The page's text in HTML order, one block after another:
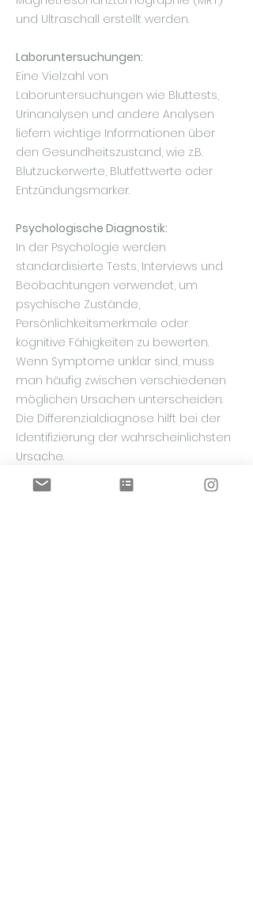
und Ultraschall erstellt werden.
Laboruntersuchungen:
Eine Vielzahl von
Laboruntersuchungen wie Bluttests,
Urinanalysen und andere Analysen
liefern wichtige Informationen über
den Gesundheitszustand, wie z.B.
Blutzuckerwerte, Blutfettwerte oder
Entzündungsmarker.
Psychologische Diagnostik:
In der Psychologie werden
standardisierte Tests, Interviews und
Beobachtungen verwendet, um
psychische Zustände,
Persönlichkeitsmerkmale oder
kognitive Fähigkeiten zu bewerten.
Wenn Symptome unklar sind, muss
man häufig zwischen verschiedenen
möglichen Ursachen unterscheiden.
Die Differenzialdiagnose hilft bei der
Identifizierung der wahrscheinlichsten
Ursache.
Verlaufskontrolle: